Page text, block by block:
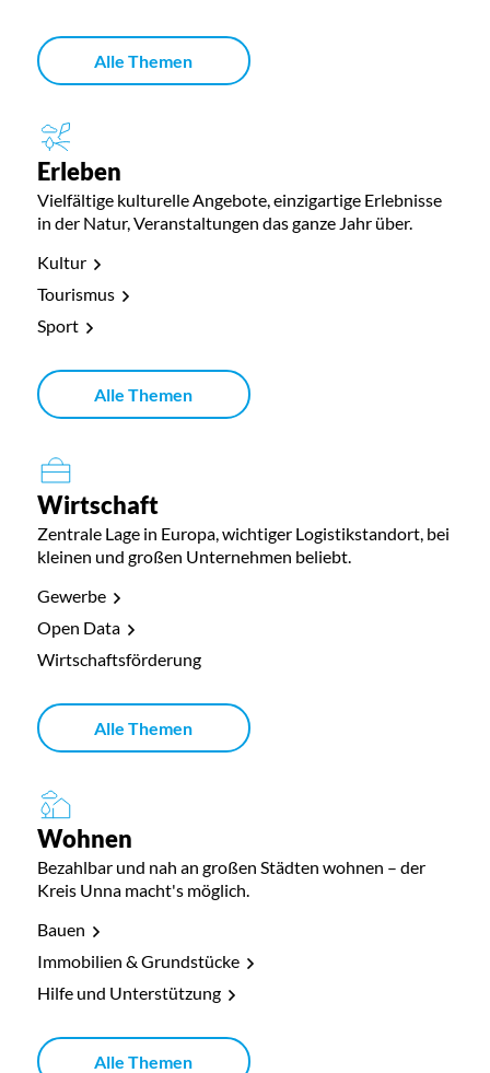
Alle Themen
Erleben
Vielfältige kulturelle Angebote, einzigartige Erlebnisse
in der Natur, Veranstaltungen das ganze Jahr über.
Kultur
Tourismus
Sport
Alle Themen
Wirtschaft
Zentrale Lage in Europa, wichtiger Logistikstandort, bei
kleinen und großen Unternehmen beliebt.
Gewerbe
Open Data
Wirtschaftsförderung
Alle Themen
Wohnen
Bezahlbar und nah an großen Städten wohnen – der
Kreis Unna macht's möglich.
Bauen
Immobilien & Grundstücke
Hilfe und Unterstützung
Alle Themen